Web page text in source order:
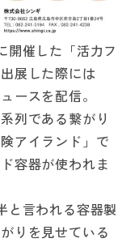
開催した「活力フ
展した際には
ースを配信。
列である繋がり
アイランド」で
容器が使われま
と言われる容器製
りを見せている